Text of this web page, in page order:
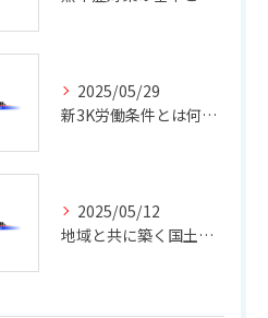
2025/05/29
新3K労働条件とは何か 働きやすさと未来を考える
2025/05/12
地域と共に築く国土強靭化の未来 ─ その重要性と実践への第一歩